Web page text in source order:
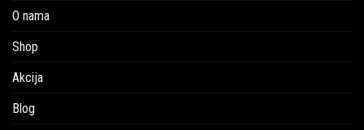
O nama
Shop
Akcija
Blog